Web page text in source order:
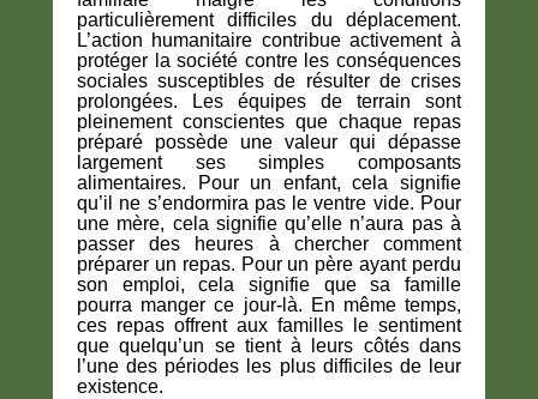
particulièrement difficiles du déplacement.
L’action humanitaire contribue activement à
protéger la société contre les conséquences
sociales susceptibles de résulter de crises
prolongées. Les équipes de terrain sont
pleinement conscientes que chaque repas
préparé possède une valeur qui dépasse
largement ses simples composants
alimentaires. Pour un enfant, cela signifie
qu’il ne s’endormira pas le ventre vide. Pour
une mère, cela signifie qu’elle n’aura pas à
passer des heures à chercher comment
préparer un repas. Pour un père ayant perdu
son emploi, cela signifie que sa famille
pourra manger ce jour-là. En même temps,
ces repas offrent aux familles le sentiment
que quelqu’un se tient à leurs côtés dans
l’une des périodes les plus difficiles de leur
existence.